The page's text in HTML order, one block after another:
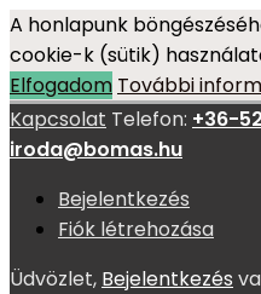
A honlapunk
cookie-k (sütik)
Elfogadom További
Kapcsolat Telefon: +36-
iroda@bomas.hu
Bejelentkezés
Fiók létrehozása
Üdvözlet, Bejelentkezés